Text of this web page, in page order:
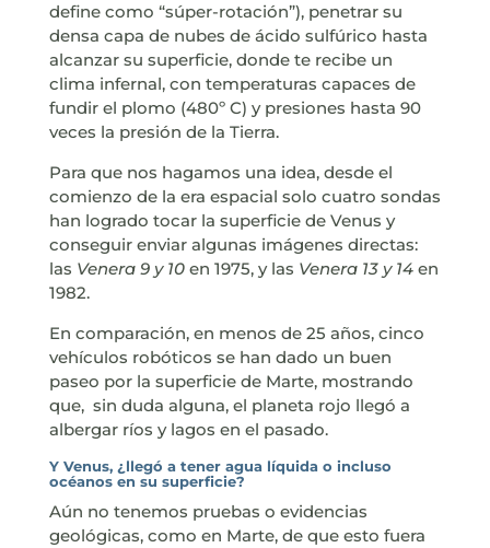
define como “súper-rotación”), penetrar su
densa capa de nubes de ácido sulfúrico hasta
alcanzar su superficie, donde te recibe un
clima infernal, con temperaturas capaces de
fundir el plomo (480º C) y presiones hasta 90
veces la presión de la Tierra.
Para que nos hagamos una idea, desde el
comienzo de la era espacial solo cuatro sondas
han logrado tocar la superficie de Venus y
conseguir enviar algunas imágenes directas:
las Venera 9 y 10en 1975, y las Venera 13 y 14en
1982.
En comparación, en menos de 25 años, cinco
vehículos robóticos se han dado un buen
paseo por la superficie de Marte, mostrando
que, sin duda alguna, el planeta rojo llegó a
albergar ríos y lagos en el pasado.
Y Venus, ¿llegó a tener agua líquida o incluso
océanos en su superficie?
Aún no tenemos pruebas o evidencias
geológicas, como en Marte, de que esto fuera